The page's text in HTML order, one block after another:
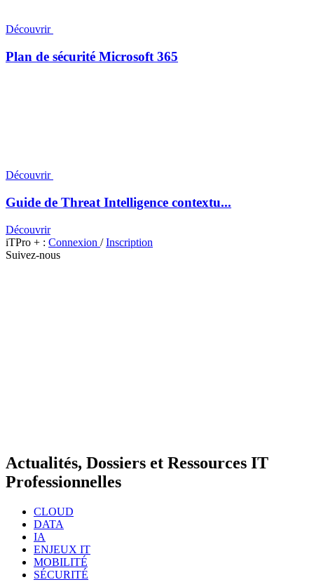
Découvrir
Plan de sécurité Microsoft 365
Découvrir
Guide de Threat Intelligence contextu...
Découvrir
iTPro + : Connexion /Inscription
Suivez-nous
Actualités, Dossiers et Ressources IT
Professionnelles
CLOUD
DATA
IA
ENJEUX IT
MOBILITÉ
SÉCURITÉ